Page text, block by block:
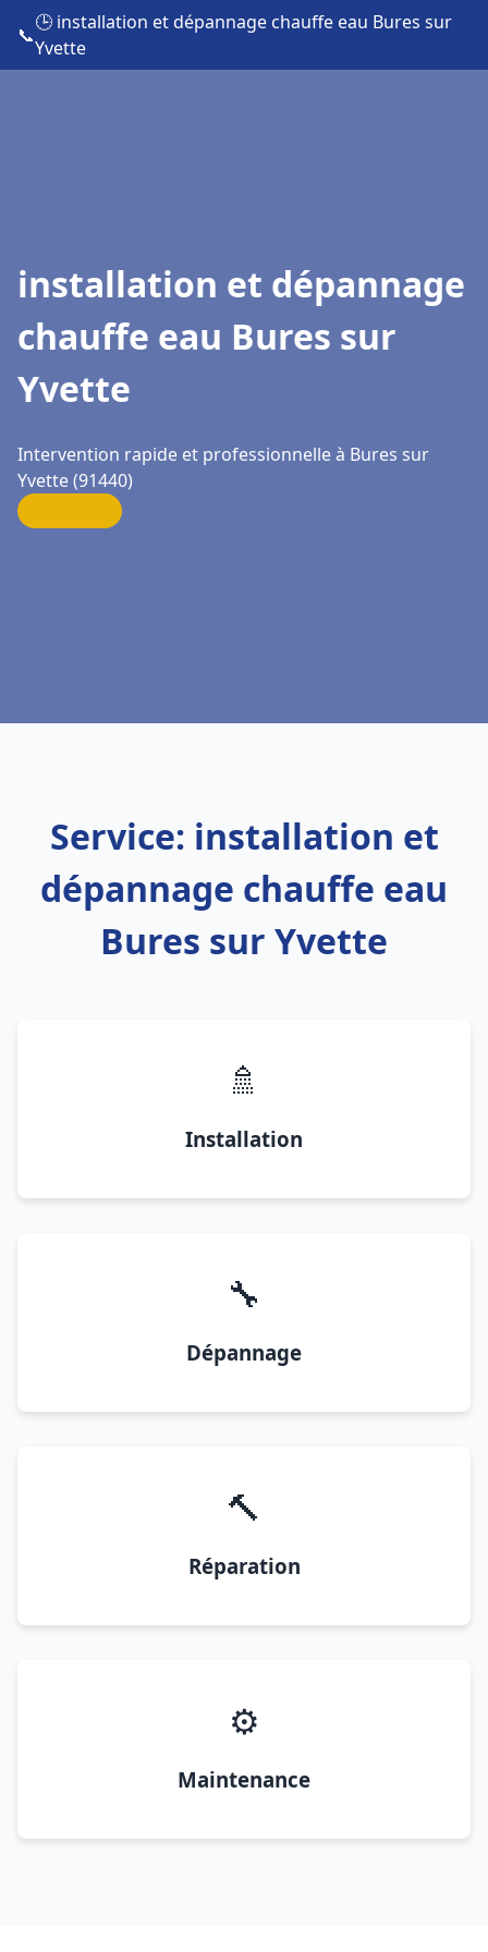
📞
🕒 installation et dépannage chauffe eau Bures sur
Yvette
installation et dépannage
chauffe eau Bures sur
Yvette
Intervention rapide et professionnelle à Bures sur
Yvette (91440)
Service: installation et
dépannage chauffe eau
Bures sur Yvette
🚿
Installation
🔧
Dépannage
🔨
Réparation
⚙️
Maintenance